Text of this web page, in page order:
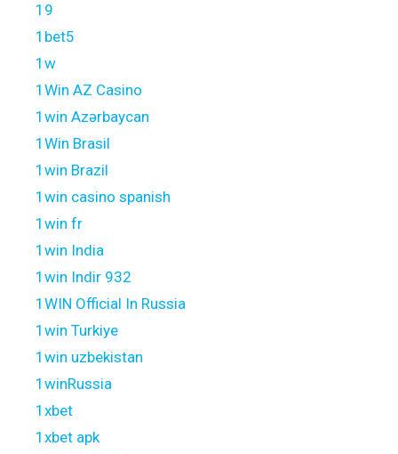
19
1bet5
1w
1Win AZ Casino
1win Azərbaycan
1Win Brasil
1win Brazil
1win casino spanish
1win fr
1win India
1win Indir 932
1WIN Official In Russia
1win Turkiye
1win uzbekistan
1winRussia
1xbet
1xbet apk